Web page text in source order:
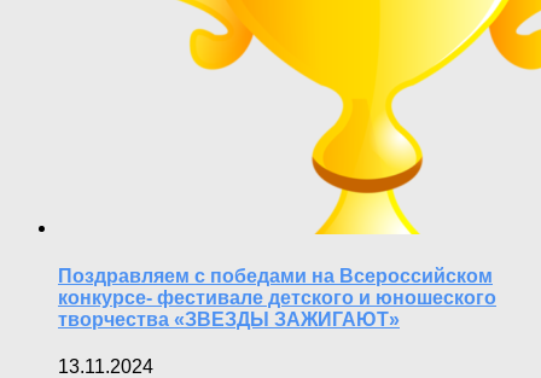
Поздравляем с победами на Всероссийском
конкурсе- фестивале детского и юношеского
творчества «ЗВЕЗДЫ ЗАЖИГАЮТ»
13.11.2024